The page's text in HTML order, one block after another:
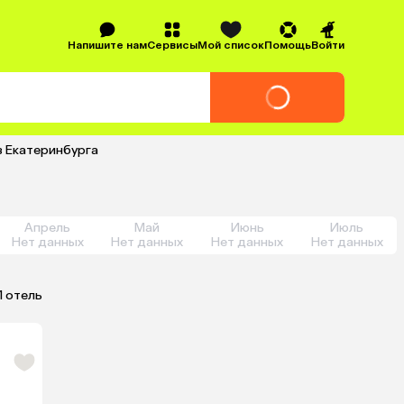
Напишите намСервисыМой списокПомощьВойти
Апрель
Нет данных
Май
Нет данных
Июнь
Нет данных
Июль
Нет данных
отель